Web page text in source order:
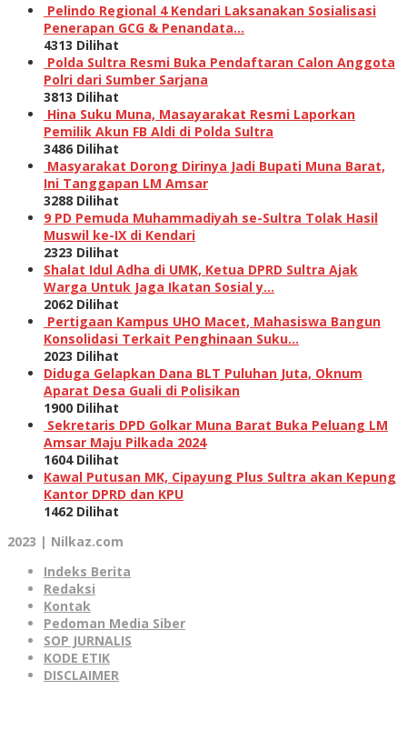
Pelindo Regional 4 Kendari Laksanakan Sosialisasi
Penerapan GCG & Penandata…
4313 Dilihat
Polda Sultra Resmi Buka Pendaftaran Calon Anggota
Polri dari Sumber Sarjana
3813 Dilihat
Hina Suku Muna, Masayarakat Resmi Laporkan
Pemilik Akun FB Aldi di Polda Sultra
3486 Dilihat
Masyarakat Dorong Dirinya Jadi Bupati Muna Barat,
Ini Tanggapan LM Amsar
3288 Dilihat
9 PD Pemuda Muhammadiyah se-Sultra Tolak Hasil
Muswil ke-IX di Kendari
2323 Dilihat
Shalat Idul Adha di UMK, Ketua DPRD Sultra Ajak
Warga Untuk Jaga Ikatan Sosial y…
2062 Dilihat
Pertigaan Kampus UHO Macet, Mahasiswa Bangun
Konsolidasi Terkait Penghinaan Suku…
2023 Dilihat
Diduga Gelapkan Dana BLT Puluhan Juta, Oknum
Aparat Desa Guali di Polisikan
1900 Dilihat
Sekretaris DPD Golkar Muna Barat Buka Peluang LM
Amsar Maju Pilkada 2024
1604 Dilihat
Kawal Putusan MK, Cipayung Plus Sultra akan Kepung
Kantor DPRD dan KPU
1462 Dilihat
2023 | Nilkaz.com
Indeks Berita
Redaksi
Kontak
Pedoman Media Siber
SOP JURNALIS
KODE ETIK
DISCLAIMER